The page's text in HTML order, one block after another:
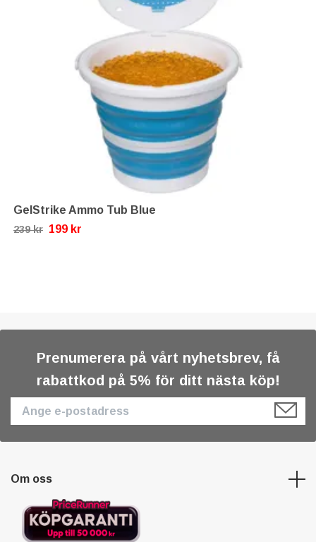
GelStrike Ammo Tub Blue
239 kr 199 kr
Prenumerera på vårt nyhetsbrev, få
rabattkod på 5% för ditt nästa köp!
Om oss